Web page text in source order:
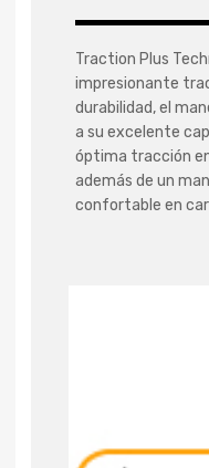
Traction Plus
impresionante
durabilidad, el
a su excelente
óptima tracción
además de un
confortable en